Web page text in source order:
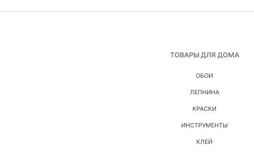
ТОВАРЫ ДЛЯ ДОМА
ОБОИ
ЛЕПНИНА
КРАСКИ
ИНСТРУМЕНТЫ
КЛЕЙ